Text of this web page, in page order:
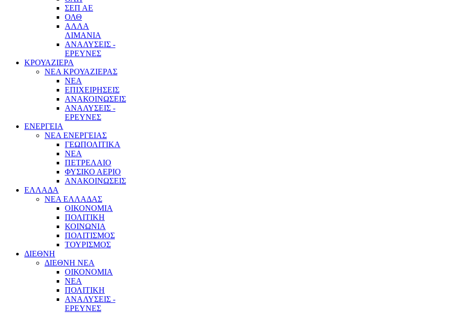
ΣΕΠ ΑΕ
ΟΛΘ
ΑΛΛΑ
ΛΙΜΑΝΙΑ
ΑΝΑΛΥΣΕΙΣ -
ΕΡΕΥΝΕΣ
ΚΡΟΥΑΖΙΕΡΑ
ΝΕΑ ΚΡΟΥΑΖΙΕΡΑΣ
NEA
ΕΠΙΧΕΙΡΗΣΕΙΣ
ΑΝΑΚΟΙΝΩΣΕΙΣ
ΑΝΑΛΥΣΕΙΣ -
ΕΡΕΥΝΕΣ
ΕΝΕΡΓΕΙΑ
ΝΕΑ ΕΝΕΡΓΕΙΑΣ
ΓΕΩΠΟΛΙΤΙΚΑ
ΝΕΑ
ΠΕΤΡΕΛΑΙΟ
ΦΥΣΙΚΟ ΑΕΡΙΟ
ΑΝΑΚΟΙΝΩΣΕΙΣ
ΕΛΛΑΔΑ
ΝΕΑ ΕΛΛΑΔΑΣ
ΟΙΚΟΝΟΜΙΑ
ΠΟΛΙΤΙΚΗ
ΚΟΙΝΩΝΙΑ
ΠΟΛΙΤΙΣΜΟΣ
ΤΟΥΡΙΣΜΟΣ
ΔΙΕΘΝΗ
ΔΙΕΘΝΗ ΝΕΑ
ΟΙΚΟΝΟΜΙΑ
ΝΕΑ
ΠΟΛΙΤΙΚΗ
ΑΝΑΛΥΣΕΙΣ -
ΕΡΕΥΝΕΣ